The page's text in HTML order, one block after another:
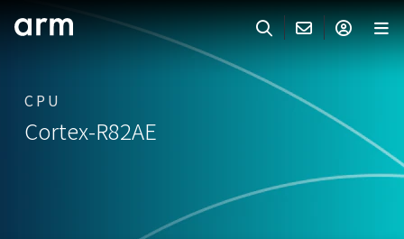
Skip to Main Content
Skip to Footer
ARMのお問い合わせ
サポート
Armアカウント
製品
CPU
Cortex-R82AE